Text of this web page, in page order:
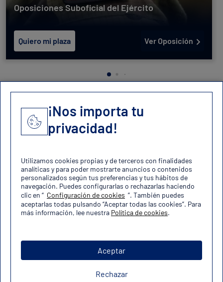
Oposiciones Suboficial del Ejército
Quiero mi plaza Ver Oposición
Contacto
contacto@oposicionesfuerzas.es
¡Nos importa tu
privacidad!
Utilizamos cookies propias y de terceros con finalidades
analíticas y para poder mostrarte anuncios o contenidos
personalizados según tus preferencias y tus hábitos de
navegación. Puedes configurarlas o rechazarlas haciendo
clic en “ Configuración de cookies ”. También puedes
aceptarlas todas pulsando “Aceptar todas las cookies”. Para
más información, lee nuestra Política de cookies.
Aceptar
Rechazar